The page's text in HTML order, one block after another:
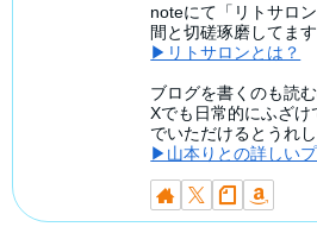
noteにて「リトサロ
間と切磋琢磨してます
▶リトサロンとは？
ブログを書くのも読
Xでも日常的にふざ
でいただけるとうれし
▶山本りとの詳しい